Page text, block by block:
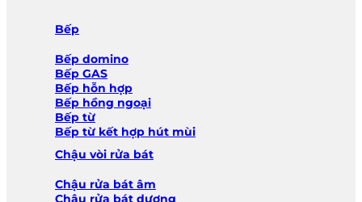
Bếp
Bếp domino
Bếp GAS
Bếp hỗn hợp
Bếp hồng ngoại
Bếp từ
Bếp từ kết hợp hút mùi
Chậu vòi rửa bát
Chậu rửa bát âm
Chậu rửa bát dương